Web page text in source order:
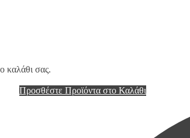
καλάθι σας.
Προσθέστε Προϊόντα στο Καλάθι